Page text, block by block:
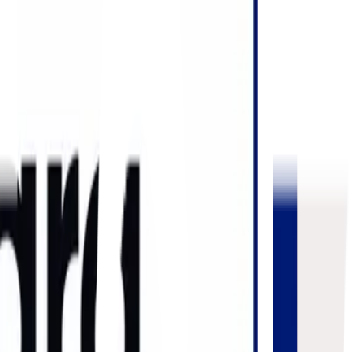
digitais de gestão logística contribui para aumentar a eficiência
frutas brasileiras para mercados globais. Com 20 anos de
e gestão da cadeia de frio. A empresa atende
a expansão do agronegócio do país.